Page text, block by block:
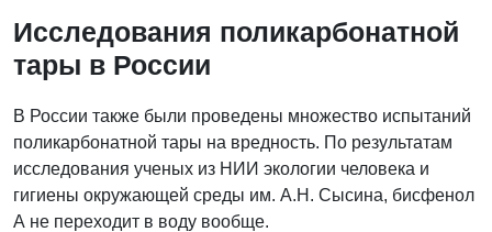
Исследования поликарбонатной
тары в России
В России также были проведены множество испытаний
поликарбонатной тары на вредность. По результатам
исследования ученых из НИИ экологии человека и
гигиены окружающей среды им. А.Н. Сысина, бисфенол
А не переходит в воду вообще.